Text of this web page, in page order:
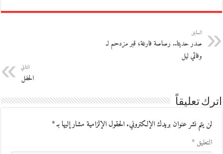
السابق
صدر حديثا.. رصاصة فارغة، قبر مزدحم لـ
وفائي ليل
التالي
الحفل
اترك تعليقاً
لن يتم نشر عنوان بريدك الإلكتروني.الحقول الإلزامية مشار إليها بـ*
التعليق*